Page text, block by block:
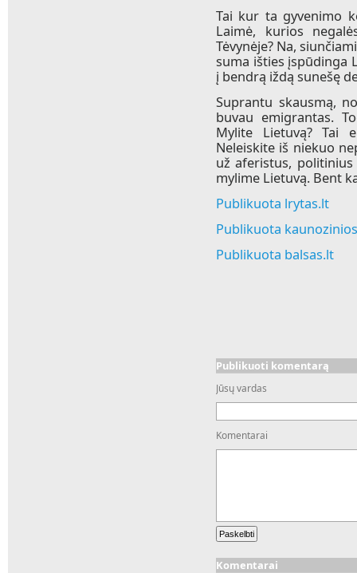
Tai kur ta gyvenimo
Laimė, kurios
Tėvynėje? Na,
suma išties įspūdinga
į bendrą iždą sunešę
Suprantu skausmą,
buvau emigrantas.
Mylite Lietuvą? Tai
Neleiskite iš niekuo
už aferistus,
mylime Lietuvą. Bent
Publikuota lrytas.lt
Publikuota
Publikuota balsas.lt
Publikuoti komentarą
Jūsų vardas
Komentarai
Komentarai